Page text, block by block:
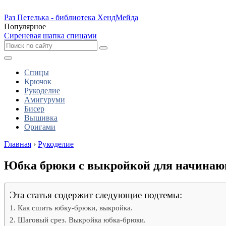
Раз Петелька - библиотека ХендМейда
Популярное
Сиреневая шапка спицами
Спицы
Крючок
Рукоделие
Амигуруми
Бисер
Вышивка
Оригами
Главная › Рукоделие
Юбка брюки с выкройкой для
Эта статья содержит следующие подтемы:
Как сшить юбку-брюки, выкройка.
Шаговый срез. Выкройка юбка-брюки.